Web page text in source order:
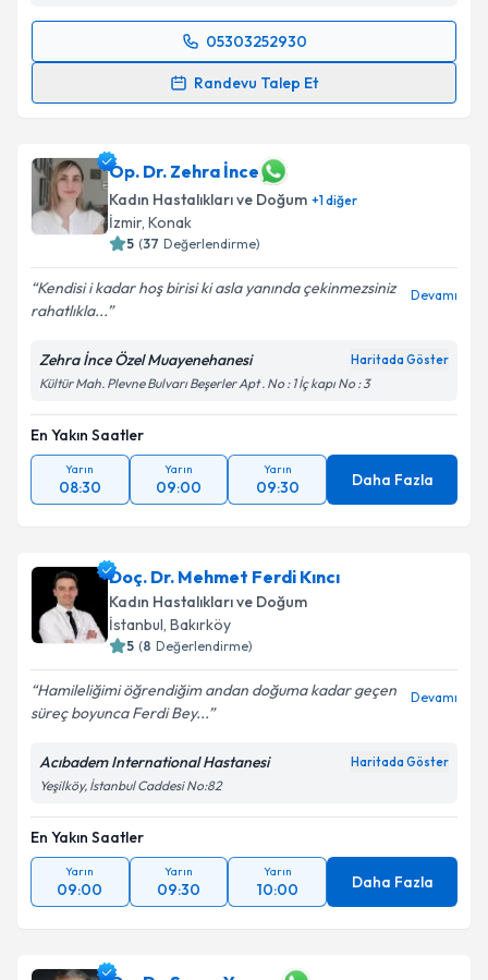
05303252930
Randevu Talep Et
Randevu Takvimi Talebi
için bir takvim hazırlandığında e-posta ile
bilgilendireceğiz.
E-posta Adresiniz
Metni'ni okudum ve kişisel verilerimin belirtilen
kapsamda işlenmesini kabul ediyorum.
Takvim Talebini Gönder
Op. Dr. Zehra İnce
Kadın Hastalıkları ve Doğum +1diğer
İzmir, Konak
5 (37 Değerlendirme)
Kendisi i kadar hoş birisi ki asla yanında çekinmezsiniz
rahatlıkla...
Devamı
Zehra İnce Özel Muayenehanesi Haritada Göster
Kültür Mah. Plevne Bulvarı Beşerler Apt . No : 1 İç kapı No : 3
En Yakın Saatler
Yarın
08:30
Yarın
09:00
Yarın
09:30 Daha Fazla
Doç. Dr. Mehmet Ferdi Kıncı
Kadın Hastalıkları ve Doğum
İstanbul, Bakırköy
5 (8 Değerlendirme)
Hamileliğimi öğrendiğim andan doğuma kadar geçen
süreç boyunca Ferdi Bey...
Devamı
Acıbadem International Hastanesi Haritada Göster
Yeşilköy, İstanbul Caddesi No:82
En Yakın Saatler
Yarın
09:00
Yarın
09:30
Yarın
10:00 Daha Fazla